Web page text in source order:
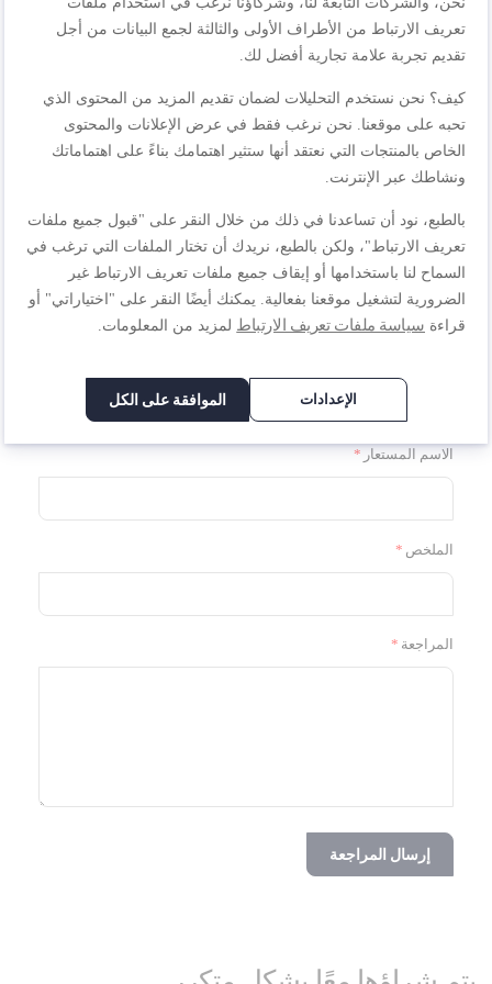
اكتب مراجعتك الخاصة
Travel Mug, Stainless Steel,360 ml, Leak Proof, 4 Hrs
Hot/8 Hrs Cold, Red, K3084114
1
نجمة
2
نجوم
3
نجوم
4
نجوم
5
نجوم
السعر
1
2
3
4
5
نجمة
نجوم
نجوم
نجوم
نجوم
الاسم المستعار
الملخص
المراجعة
إرسال المراجعة
تعريف الارتباط من الأطراف الأولى والثالثة لجمع البيانات من أجل
تقديم تجربة علامة تجارية أفضل لك.
كيف؟ نحن نستخدم التحليلات لضمان تقديم المزيد من المحتوى الذي
تحبه على موقعنا. نحن نرغب فقط في عرض الإعلانات والمحتوى
الخاص بالمنتجات التي نعتقد أنها ستثير اهتمامك بناءً على اهتماماتك
ونشاطك عبر الإنترنت.
بالطبع، نود أن تساعدنا في ذلك من خلال النقر على "قبول جميع ملفات
تعريف الارتباط"، ولكن بالطبع، نريدك أن تختار الملفات التي ترغب في
السماح لنا باستخدامها أو إيقاف جميع ملفات تعريف الارتباط غير
الضرورية لتشغيل موقعنا بفعالية. يمكنك أيضًا النقر على "اختياراتي" أو
قراءة سياسة ملفات تعريف الارتباط لمزيد من المعلومات.
الإعدادات الموافقة على الكل